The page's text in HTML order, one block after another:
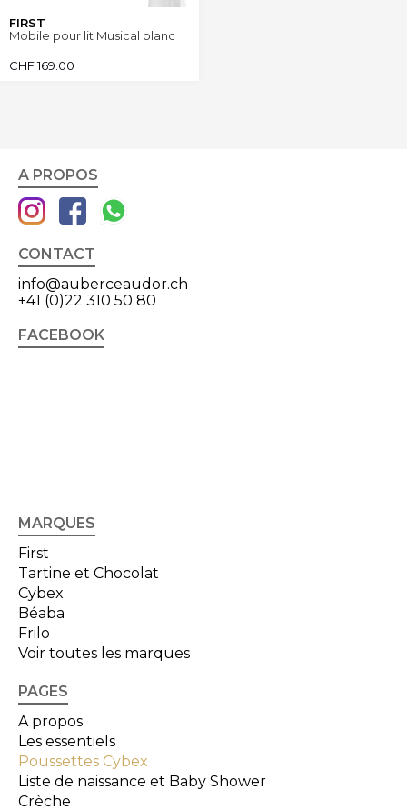
FIRST
Mobile pour lit Musical blanc
CHF169.00
A PROPOS
CONTACT
info@auberceaudor.ch
+41 (0)22 310 50 80
FACEBOOK
MARQUES
First
Tartine et Chocolat
Cybex
Béaba
Frilo
Voir toutes les marques
PAGES
A propos
Les essentiels
Poussettes Cybex
Liste de naissance et Baby Shower
Crèche